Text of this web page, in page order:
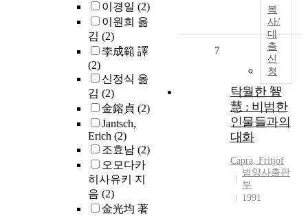
이경일 (2)
이원희 옮
김 (2)
李成範 譯
(2)
신정식 옮
김 (2)
金鎔貞 (2)
Jantsch,
Erich (2)
조효남 (2)
오모다카
히사유키 지
음 (2)
金光均 著
복
사/
대
출
신
청
7
탁월한 智
慧 : 비범한
인물들과의
대화
Capra, Fritjof
범양사출판
부
1991